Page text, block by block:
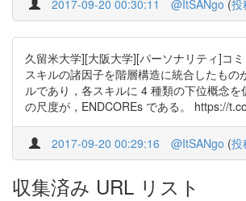
2017-09-20 00:30:11 @ItSANgo (投
久留米大学][大阪大学][パーソナリティ]コ
スキルの諸因子を階層構造に統合したもの
ルであり，各スキルに 4 種類の下位概念を
の尺度が，ENDCOREs である。 https://
2017-09-20 00:29:16 @ItSANgo (投
収集済み URL リスト